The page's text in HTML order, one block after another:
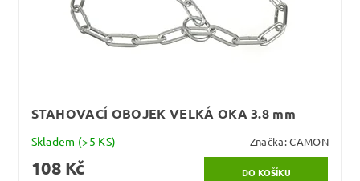
STAHOVACÍ OBOJEK VELKÁ OKA 3.8 mm
Skladem (>5 KS) Značka:CAMON
108 Kč